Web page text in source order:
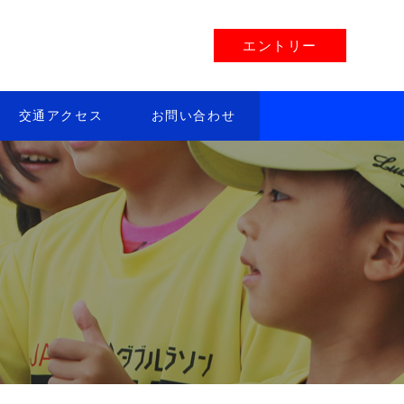
エントリー
交通アクセス お問い合わせ